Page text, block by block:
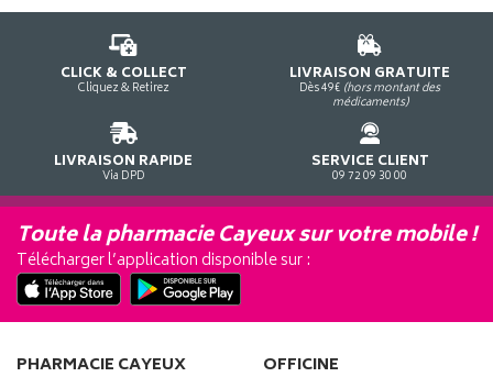
CLICK & COLLECT
Cliquez & Retirez
LIVRAISON GRATUITE
Dès 49€ (hors montant des
médicaments)
LIVRAISON RAPIDE
Via DPD
SERVICE CLIENT
09 72 09 30 00
Toute la pharmacie Cayeux sur votre mobile !
Télécharger l’application disponible sur :
PHARMACIE CAYEUX OFFICINE